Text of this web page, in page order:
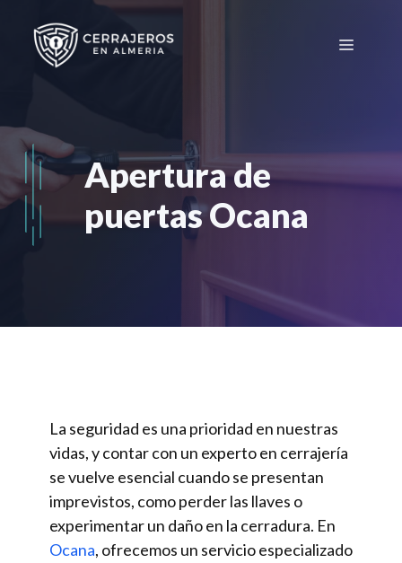
contenido
Menú
Apertura de
puertas Ocana
La seguridad es una prioridad en nuestras
vidas, y contar con un experto en cerrajería
se vuelve esencial cuando se presentan
imprevistos, como perder las llaves o
experimentar un daño en la cerradura. En
Ocana, ofrecemos un servicio especializado